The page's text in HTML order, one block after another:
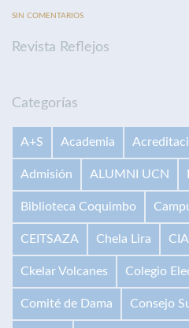
SIN COMENTARIOS
Revista Reflejos
Categorías
A+S Academia
Admisión ALUMNI UCN
Biblioteca Coquimbo
CEITSAZA Chela Lira
Ckelar Volcanes Colegio
Comité de Dama Consejo